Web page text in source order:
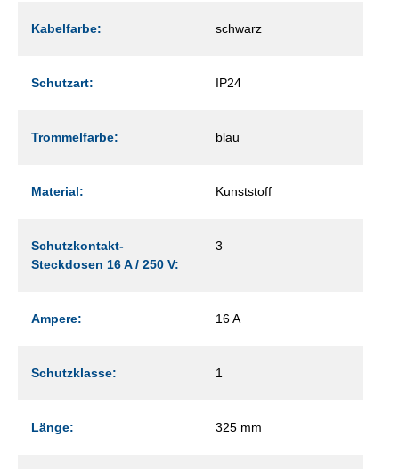
Kabelfarbe: schwarz
Schutzart: IP24
Trommelfarbe: blau
Material: Kunststoff
Schutzkontakt-
Steckdosen 16 A / 250 V:
3
Ampere: 16 A
Schutzklasse: 1
Länge: 325 mm